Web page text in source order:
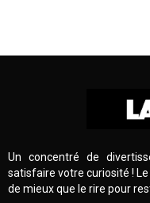
Un concentré de
satisfaire votre curiosité !
de mieux que le rire pour